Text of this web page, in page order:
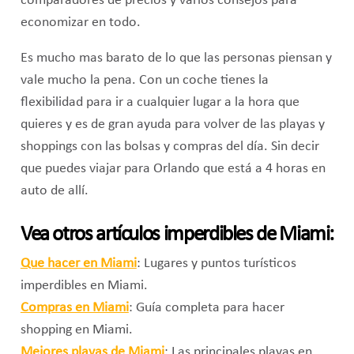
economizar en todo.
Es mucho mas barato de lo que las personas piensan y
vale mucho la pena. Con un coche tienes la
flexibilidad para ir a cualquier lugar a la hora que
quieres y es de gran ayuda para volver de las playas y
shoppings con las bolsas y compras del día. Sin decir
que puedes viajar para Orlando que está a 4 horas en
auto de allí.
Vea otros artículos imperdibles de Miami:
Que hacer en Miami: Lugares y puntos turísticos
imperdibles en Miami.
Compras en Miami: Guía completa para hacer
shopping en Miami.